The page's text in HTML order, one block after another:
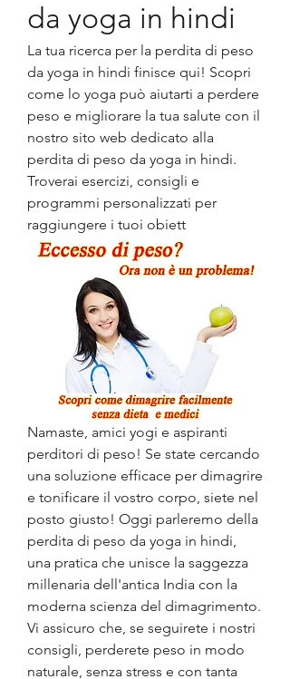
da yoga in hindi
La tua ricerca per la perdita di peso
da yoga in hindi finisce qui! Scopri
come lo yoga può aiutarti a perdere
peso e migliorare la tua salute con il
nostro sito web dedicato alla
perdita di peso da yoga in hindi.
Troverai esercizi, consigli e
programmi personalizzati per
raggiungere i tuoi obiett
Namaste, amici yogi e aspiranti
perditori di peso! Se state cercando
una soluzione efficace per dimagrire
e tonificare il vostro corpo, siete nel
posto giusto! Oggi parleremo della
perdita di peso da yoga in hindi,
una pratica che unisce la saggezza
millenaria dell'antica India con la
moderna scienza del dimagrimento.
Vi assicuro che, se seguirete i nostri
consigli, perderete peso in modo
naturale, senza stress e con tanta